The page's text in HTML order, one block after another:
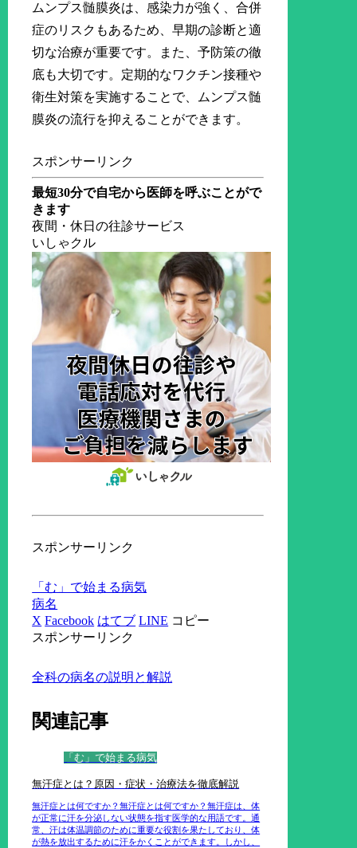
ムンプス髄膜炎は、感染力が強く、合併
症のリスクもあるため、早期の診断と適
切な治療が重要です。また、予防策の徹
底も大切です。定期的なワクチン接種や
衛生対策を実施することで、ムンプス髄
膜炎の流行を抑えることができます。
スポンサーリンク
最短30分で自宅から医師を呼ぶことがで
きます
夜間・休日の往診サービス
いしゃクル
スポンサーリンク
「む」で始まる病気
病名
X Facebook はてブ LINE コピー
スポンサーリンク
全科の病名の説明と解説
関連記事
「む」で始まる病気
無汗症とは？原因・症状・治療法を徹底解説
無汗症とは何ですか？無汗症とは何ですか？無汗症は、体
が正常に汗を分泌しない状態を指す医学的な用語です。通
常、汗は体温調節のために重要な役割を果たしており、体
が熱を放出するために汗をかくことができます。しかし、